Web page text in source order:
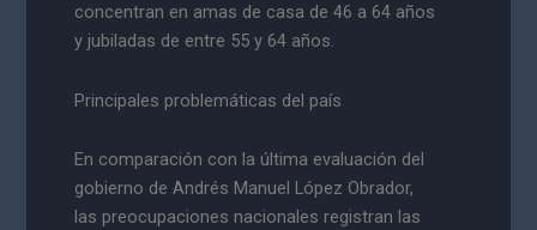
concentran en amas de casa de 46 a 64 años
y jubiladas de entre 55 y 64 años.
Principales problemáticas del país
En comparación con la última evaluación del
gobierno de Andrés Manuel López Obrador,
las preocupaciones nacionales registran las